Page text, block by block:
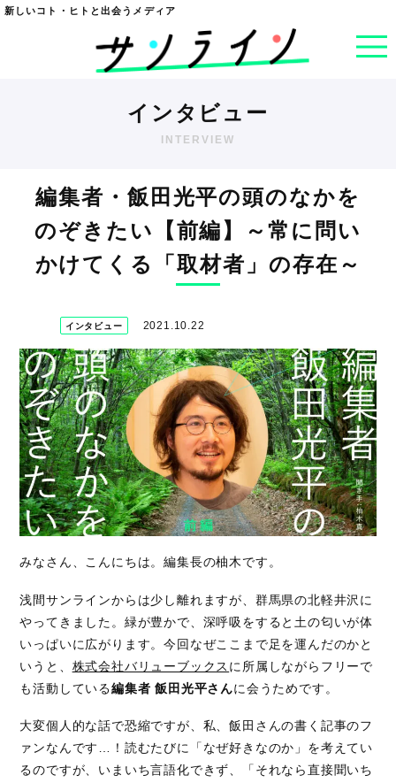
新しいコト・ヒトと出会うメディア
インタビュー
INTERVIEW
編集者・飯田光平の頭のなかを
のぞきたい【前編】～常に問い
かけてくる「取材者」の存在～
インタビュー 2021.10.22
みなさん、こんにちは。編集長の柚木です。
浅間サンラインからは少し離れますが、群馬県の北軽井沢に
やってきました。緑が豊かで、深呼吸をすると土の匂いが体
いっぱいに広がります。今回なぜここまで足を運んだのかと
いうと、 株式会社バリューブックス に所属しながらフリーで
も活動している編集者 飯田光平さんに会うためです。
大変個人的な話で恐縮ですが、私、飯田さんの書く記事のフ
ァンなんです…！読むたびに「なぜ好きなのか」を考えてい
るのですが、いまいち言語化できず、「それなら直接聞いち